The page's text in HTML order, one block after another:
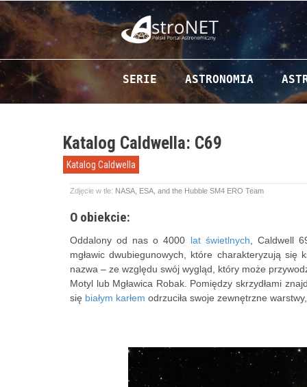
Przejdź do zawartości
SERIE ASTRONOMIA
Katalog Caldwella: C69
Katalog Caldwella
Zdjęcie w tle: NASA, ESA, and the Hubble SM4 ERO Team
O obiekcie:
Oddalony od nas o 4000 lat świetlnych , Caldwell
mgławic dwubiegunowych, które charakteryzują się
nazwa – ze względu swój wygląd, który może
Motyl lub Mgławica Robak. Pomiędzy skrzydłami
się białym karłem odrzuciła swoje zewnętrzne